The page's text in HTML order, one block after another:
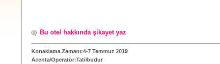
Bu otel hakkında şikayet yaz
Konaklama Zamanı:4-7 Temmuz 2019
Acenta/Operatör:Tatilbudur